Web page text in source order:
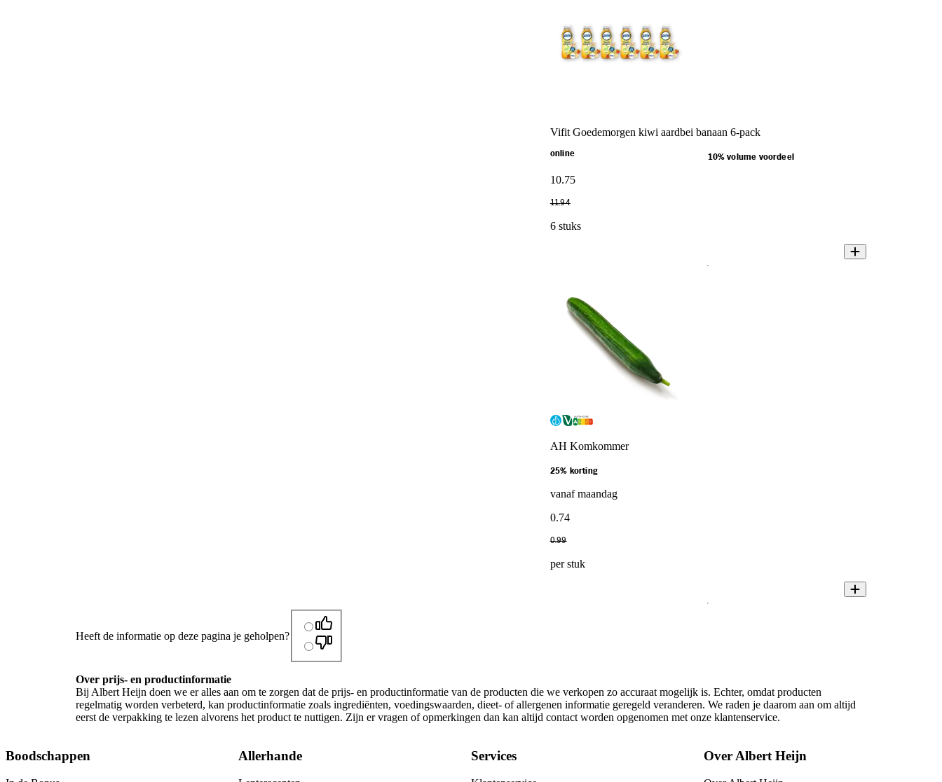
Vifit Goedemorgen kiwi aardbei banaan 6-pack
online 10% volume voordeel
10.75
11.94
6 stuks
AH Komkommer
25% korting
vanaf maandag
0.74
0.99
per stuk
Heeft de informatie op deze pagina je geholpen?
Over prijs- en productinformatie
Bij Albert Heijn doen we er alles aan om te zorgen dat de prijs- en productinformatie van de producten die we verkopen zo accuraat mogelijk is. Echter, omdat producten
regelmatig worden verbeterd, kan productinformatie zoals ingrediënten, voedingswaarden, dieet- of allergenen informatie geregeld veranderen. We raden je daarom aan om altijd
eerst de verpakking te lezen alvorens het product te nuttigen. Zijn er vragen of opmerkingen dan kan altijd contact worden opgenomen met onze klantenservice.
Boodschappen Allerhande Services Over Albert Heijn